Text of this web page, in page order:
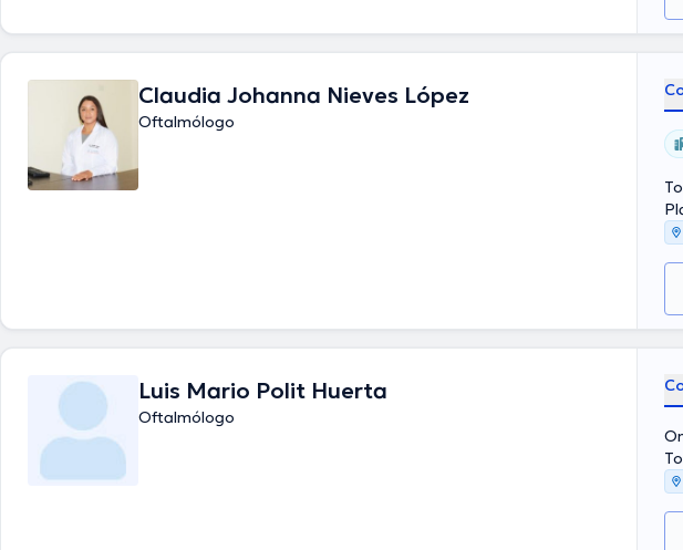
Claudia Johanna Nieves López
Oftalmólogo
Luis Mario Polit Huerta
Oftalmólogo